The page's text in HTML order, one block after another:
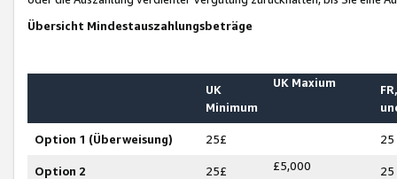
Übersicht Mindestauszahlungsbeträge
UK
Minimum
UK Maxium
Option 1 (Überweisung) 25£ 25
Option 2
25£ £5,000 25